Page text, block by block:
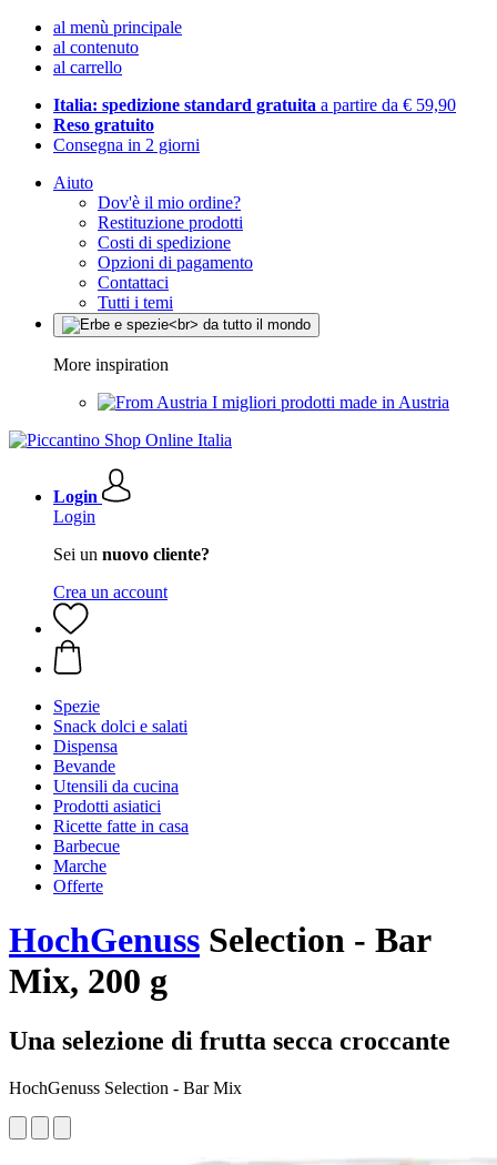
al menù principale
al contenuto
al carrello
Italia: spedizione standard gratuita a partire da € 59,90
Reso gratuito
Consegna in 2 giorni
Aiuto
Dov'è il mio ordine?
Restituzione prodotti
Costi di spedizione
Opzioni di pagamento
Contattaci
Tutti i temi
More inspiration
I migliori prodotti made in Austria
Login
Login
Sei un nuovo cliente?
Crea un account
Spezie
Snack dolci e salati
Dispensa
Bevande
Utensili da cucina
Prodotti asiatici
Ricette fatte in casa
Barbecue
Marche
Offerte
HochGenuss Selection - Bar
Mix, 200 g
Una selezione di frutta secca croccante
HochGenuss Selection - Bar Mix